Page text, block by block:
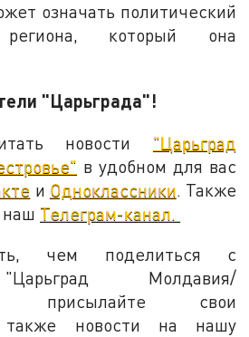
означать политический
который она
"Царьграда"!
новости "Царьград
в удобном для вас
и Одноклассники. Также
наш Телеграм-канал.
чем поделиться с
Молдавия/
присылайте свои
новости на нашу